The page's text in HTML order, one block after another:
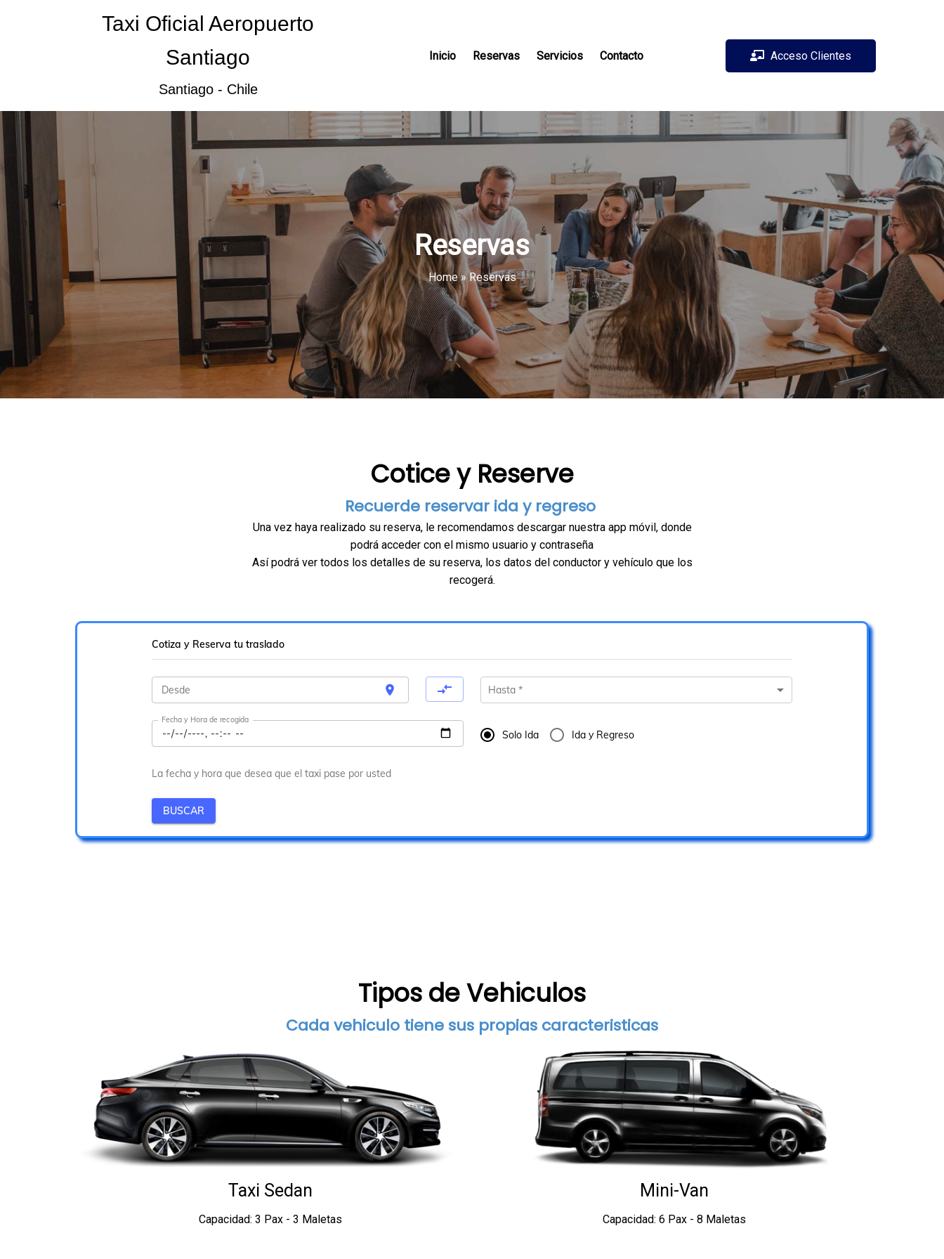
Taxi Oficial Aeropuerto
Santiago
Santiago - Chile
Inicio Reservas Servicios Contacto Acceso Clientes
Reservas
Home»Reservas
Cotice y Reserve
Recuerde reservar ida y regreso
Una vez haya realizado su reserva, le recomendamos descargar nuestra app móvil, donde
podrá acceder con el mismo usuario y contraseña
Así podrá ver todos los detalles de su reserva, los datos del conductor y vehículo que los
recogerá.
Tipos de Vehiculos
Cada vehiculo tiene sus propias caracteristicas
Taxi Sedan
Capacidad: 3 Pax - 3 Maletas
Mini-Van
Capacidad: 6 Pax - 8 Maletas